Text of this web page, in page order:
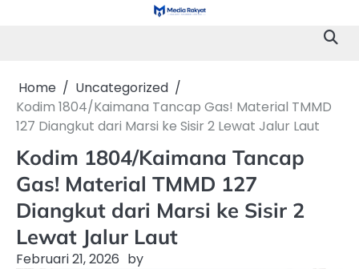
Home
Uncategorized
Kodim 1804/Kaimana Tancap Gas! Material TMMD
127 Diangkut dari Marsi ke Sisir 2 Lewat Jalur Laut
Kodim 1804/Kaimana Tancap
Gas! Material TMMD 127
Diangkut dari Marsi ke Sisir 2
Lewat Jalur Laut
Februari 21, 2026 by